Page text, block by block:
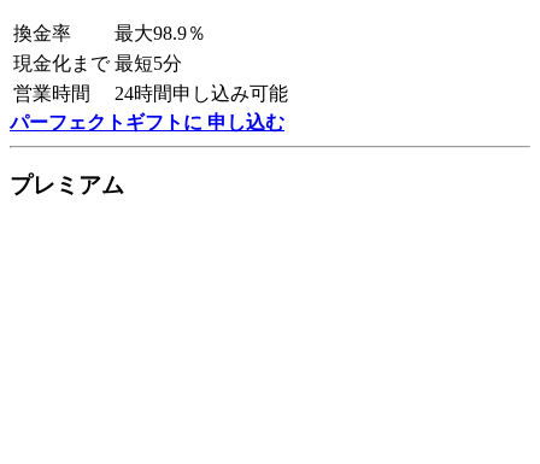
換金率
最大98.9％
現金化まで 最短5分
営業時間
24時間申し込み可能
パーフェクトギフトに 申し込む
プレミアム